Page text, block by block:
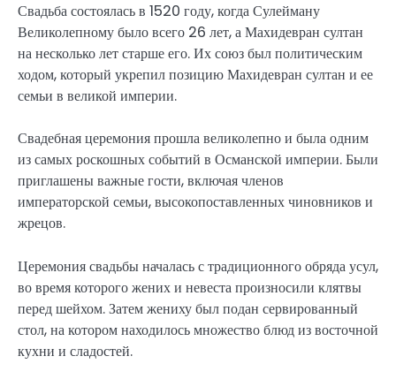
Свадьба состоялась в 1520 году, когда Сулейману
Великолепному было всего 26 лет, а Махидевран султан
на несколько лет старше его. Их союз был политическим
ходом, который укрепил позицию Махидевран султан и ее
семьи в великой империи.
Свадебная церемония прошла великолепно и была одним
из самых роскошных событий в Османской империи. Были
приглашены важные гости, включая членов
императорской семьи, высокопоставленных чиновников и
жрецов.
Церемония свадьбы началась с традиционного обряда усул,
во время которого жених и невеста произносили клятвы
перед шейхом. Затем жениху был подан сервированный
стол, на котором находилось множество блюд из восточной
кухни и сладостей.